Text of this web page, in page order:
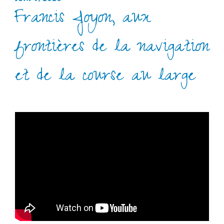
LE
Francis Joyon, aux
frontières de la navigation
et de la course au large